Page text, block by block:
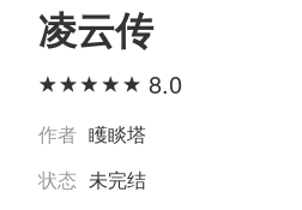
凌云传
8.0
作者 矆睒塔
状态 未完结